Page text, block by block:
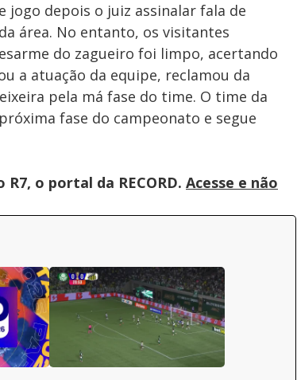
jogo depois o juiz assinalar fala de
área. No entanto, os visitantes
do zagueiro foi limpo, acertando
a atuação da equipe, reclamou da
pela má fase do time. O time da
fase do campeonato e segue
R7, o portal da RECORD. Acesse e não